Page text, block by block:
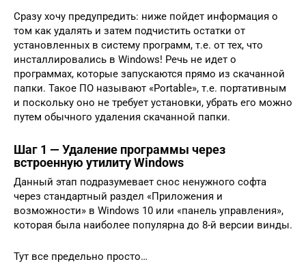
Сразу хочу предупредить: ниже пойдет информация о
том как удалять и затем подчистить остатки от
установленных в систему программ, т.е. от тех, что
инсталлировались в Windows! Речь не идет о
программах, которые запускаются прямо из скачанной
папки. Такое ПО называют «Portable», т.е. портативным
и поскольку оно не требует установки, убрать его можно
путем обычного удаления скачанной папки.
Шаг 1 — Удаление программы через
встроенную утилиту Windows
Данный этап подразумевает снос ненужного софта
через стандартный раздел «Приложения и
возможности» в Windows 10 или «панель управления»,
которая была наиболее популярна до 8-й версии винды.
Тут все предельно просто…